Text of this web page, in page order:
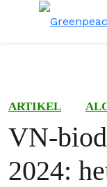
ARTIKEL
VN-
2024: